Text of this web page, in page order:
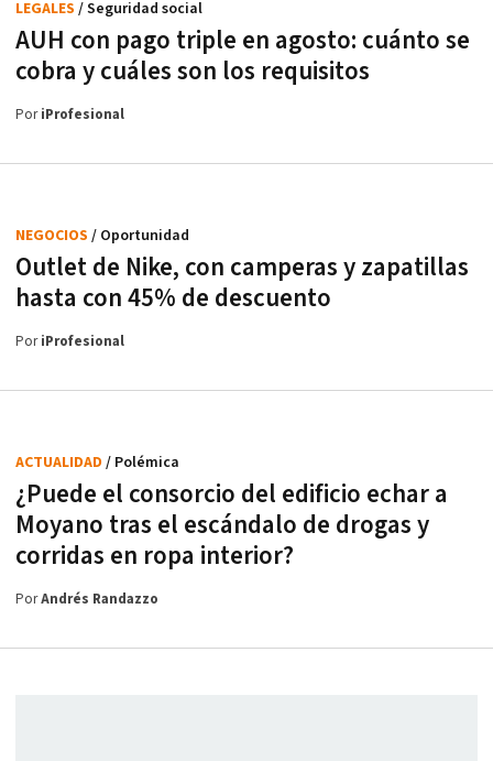
AUH con pago triple en agosto: cuánto se
cobra y cuáles son los requisitos
LEGALES / Seguridad social
PoriProfesional
Outlet de Nike, con camperas y zapatillas
hasta con 45% de descuento
NEGOCIOS / Oportunidad
PoriProfesional
¿Puede el consorcio del edificio echar a
Moyano tras el escándalo de drogas y
corridas en ropa interior?
ACTUALIDAD / Polémica
PorAndrés Randazzo